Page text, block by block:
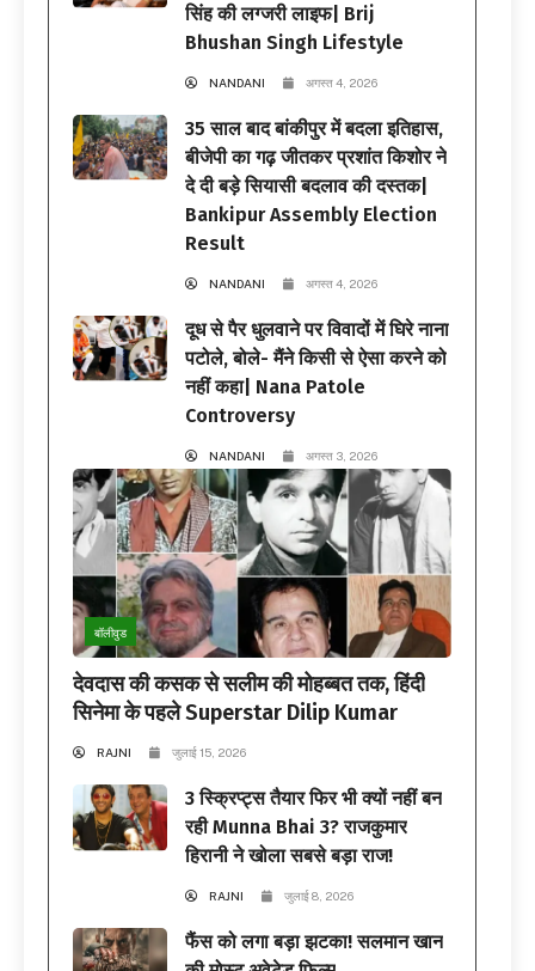
सिंह की लग्जरी लाइफ| Brij
Bhushan Singh Lifestyle
NANDANI अगस्त 4, 2026
35 साल बाद बांकीपुर में बदला इतिहास,
बीजेपी का गढ़ जीतकर प्रशांत किशोर ने
दे दी बड़े सियासी बदलाव की दस्तक|
Bankipur Assembly Election
Result
NANDANI अगस्त 4, 2026
दूध से पैर धुलवाने पर विवादों में घिरे नाना
पटोले, बोले- मैंने किसी से ऐसा करने को
नहीं कहा| Nana Patole
Controversy
NANDANI अगस्त 3, 2026
बॉलीवुड
देवदास की कसक से सलीम की मोहब्बत तक, हिंदी
सिनेमा के पहले Superstar Dilip Kumar
RAJNI जुलाई 15, 2026
3 स्क्रिप्ट्स तैयार फिर भी क्यों नहीं बन
रही Munna Bhai 3? राजकुमार
हिरानी ने खोला सबसे बड़ा राज!
RAJNI जुलाई 8, 2026
फैंस को लगा बड़ा झटका! सलमान खान